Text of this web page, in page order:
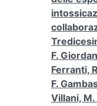
F.
Ferranti,
F.
Villani, M.